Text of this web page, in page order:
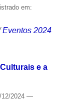
em:
Eventos 2024
e a
2024 —